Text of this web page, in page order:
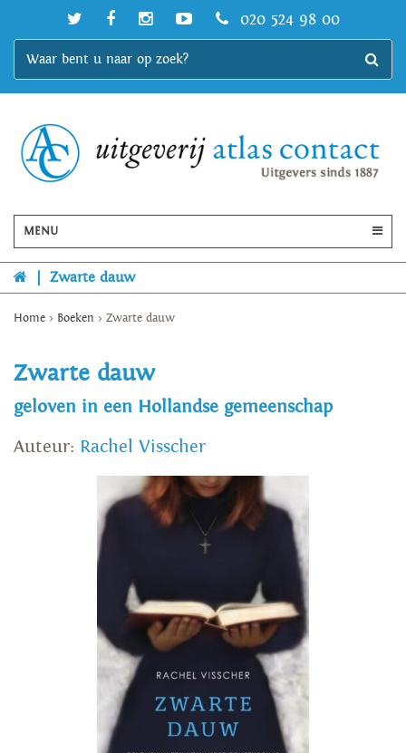
020 524 98 00
MENU
Zwarte dauw
Home > Boeken > Zwarte dauw
Zwarte dauw
geloven in een Hollandse gemeenschap
Auteur: Rachel Visscher